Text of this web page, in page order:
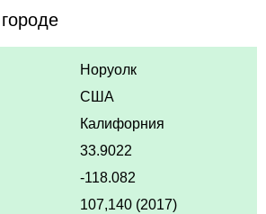
Норуолк
США
Калифорния
33.9022
-118.082
107,140 (2017)